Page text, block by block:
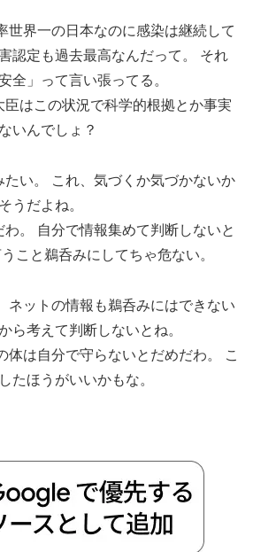
世界一の日本なのに感染は継続して
認定も過去最高なんだって。 それ
全」って言い張ってる。
はこの状況で科学的根拠とか事実
いんでしょ？
たい。 これ、気づくか気づかないか
うだよね。
わ。 自分で情報集めて判断しないと
こと鵜呑みにしてちゃ危ない。
ネットの情報も鵜呑みにはできない
ら考えて判断しないとね。
体は自分で守らないとだめだわ。 こ
たほうがいいかもな。